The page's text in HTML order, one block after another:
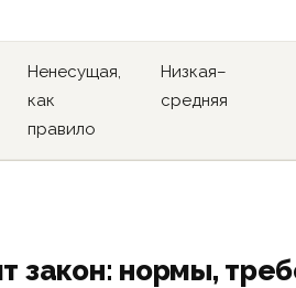
Ненесущая,
как
правило
Низкая–
средняя
закон: нормы,